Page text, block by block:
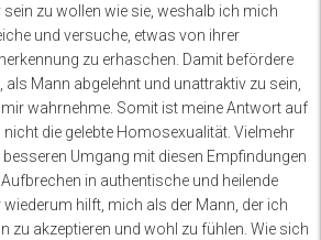
zu wollen wie sie, weshalb ich mich
und versuche, etwas von ihrer
zu erhaschen. Damit befördere
als Mann abgelehnt und unattraktiv zu sein,
wahrnehme. Somit ist meine Antwort auf
die gelebte Homosexualität. Vielmehr
Umgang mit diesen Empfindungen
in authentische und heilende
hilft, mich als der Mann, der ich
zu akzeptieren und wohl zu fühlen. Wie sich